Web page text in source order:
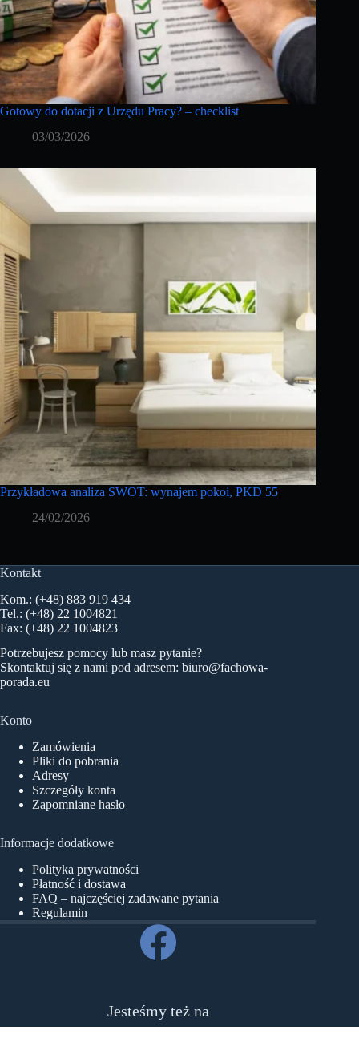
Gotowy do dotacji z Urzędu Pracy? – checklist
03/03/2026
Przykładowa analiza SWOT: wynajem pokoi, PKD 55
24/02/2026
Kontakt
Kom.: (+48) 883 919 434
Tel.: (+48) 22 1004821
Fax: (+48) 22 1004823
Potrzebujesz pomocy lub masz pytanie?
Skontaktuj się z nami pod adresem: biuro@fachowa-
porada.eu
Konto
Zamówienia
Pliki do pobrania
Adresy
Szczegóły konta
Zapomniane hasło
Informacje dodatkowe
Polityka prywatności
Płatność i dostawa
FAQ – najczęściej zadawane pytania
Regulamin
Jesteśmy też na